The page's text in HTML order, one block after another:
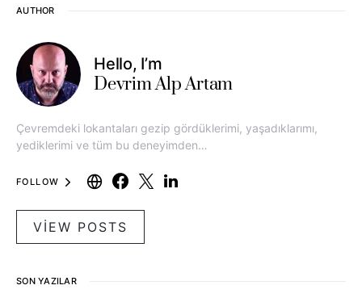
AUTHOR
Hello, I’m
Devrim Alp Artam
Çevremdeki lokantaları gezip gördüklerimi, yaşadıklarımı,
yediklerimi ve tüm bu deneyimden…
FOLLOW
VIEW POSTS
SON YAZILAR